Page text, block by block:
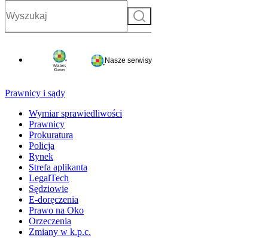
Szukaj
Nasze serwisy
Prawnicy i sądy
Wymiar sprawiedliwości
Prawnicy
Prokuratura
Policja
Rynek
Strefa aplikanta
LegalTech
Sędziowie
E-doręczenia
Prawo na Oko
Orzeczenia
Zmiany w k.p.c.